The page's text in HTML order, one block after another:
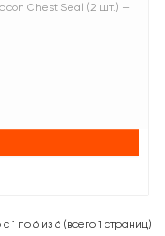
Chest Seal (2 шт.) —
1 по 6 из 6 (всего 1 страниц)